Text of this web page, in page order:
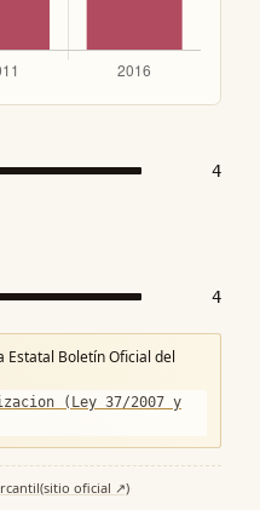
4
4
Estatal Boletín Oficial del
(Ley 37/2007 y
(sitio oficial ↗)·